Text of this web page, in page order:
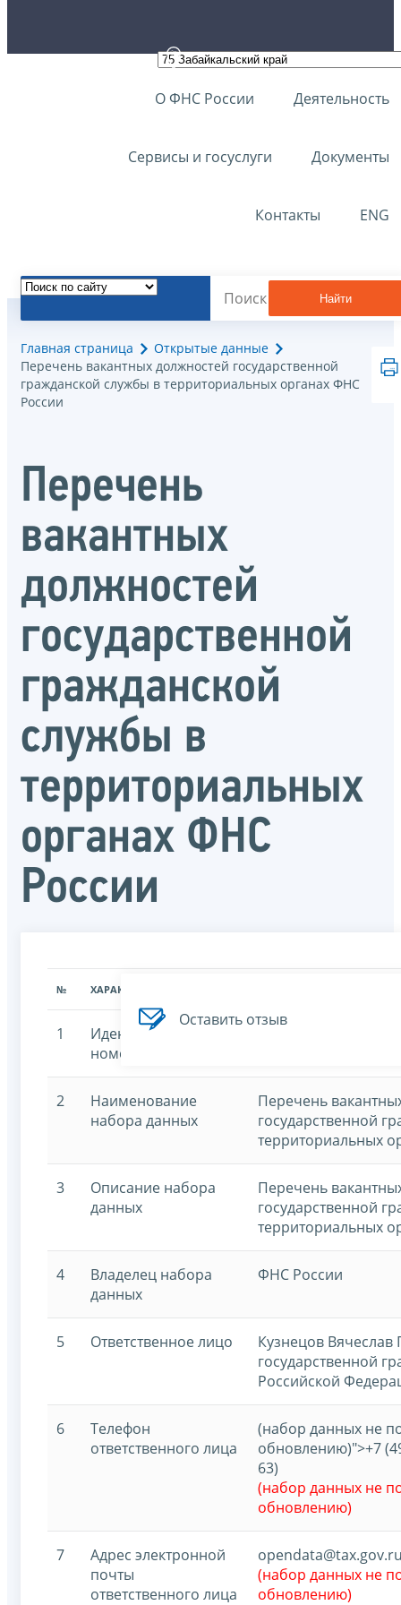
О ФНС России Деятельность
Сервисы и госуслуги Документы
Контакты ENG
Найти
Главная страница
Открытые данные
Перечень вакантных должностей государственной
гражданской службы в территориальных органах ФНС
России
Перечень
вакантных
должностей
государственной
гражданской
службы в
территориальных
органах ФНС
России
№ ХАРАКТЕРИСТИКА
1
Идентификационный
номер
2
Наименование
набора данных
Перечень
государственной
территориальных
3
Описание набора
данных
Перечень
государственной
территориальных
4
Владелец набора
данных
ФНС России
5 Ответственное лицо
Кузнецов
государственной
Российской
6
Телефон
ответственного лица
(набор данных не
обновлению)">+7
63)
(набор данных не
обновлению)
7
Адрес электронной
почты
ответственного лица
(набор данных не
обновлению)
Оставить отзыв